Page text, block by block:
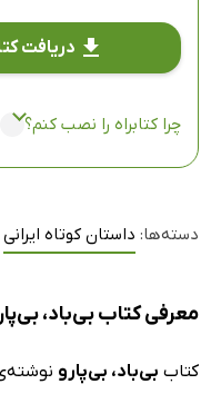
دریافت
چرا کتابراه را نصب کنم؟
دسته‌ها: داستان کوتاه ایرانی
معرفی کتاب بی‌باد،
کتاب بی‌باد، بی‌پارو